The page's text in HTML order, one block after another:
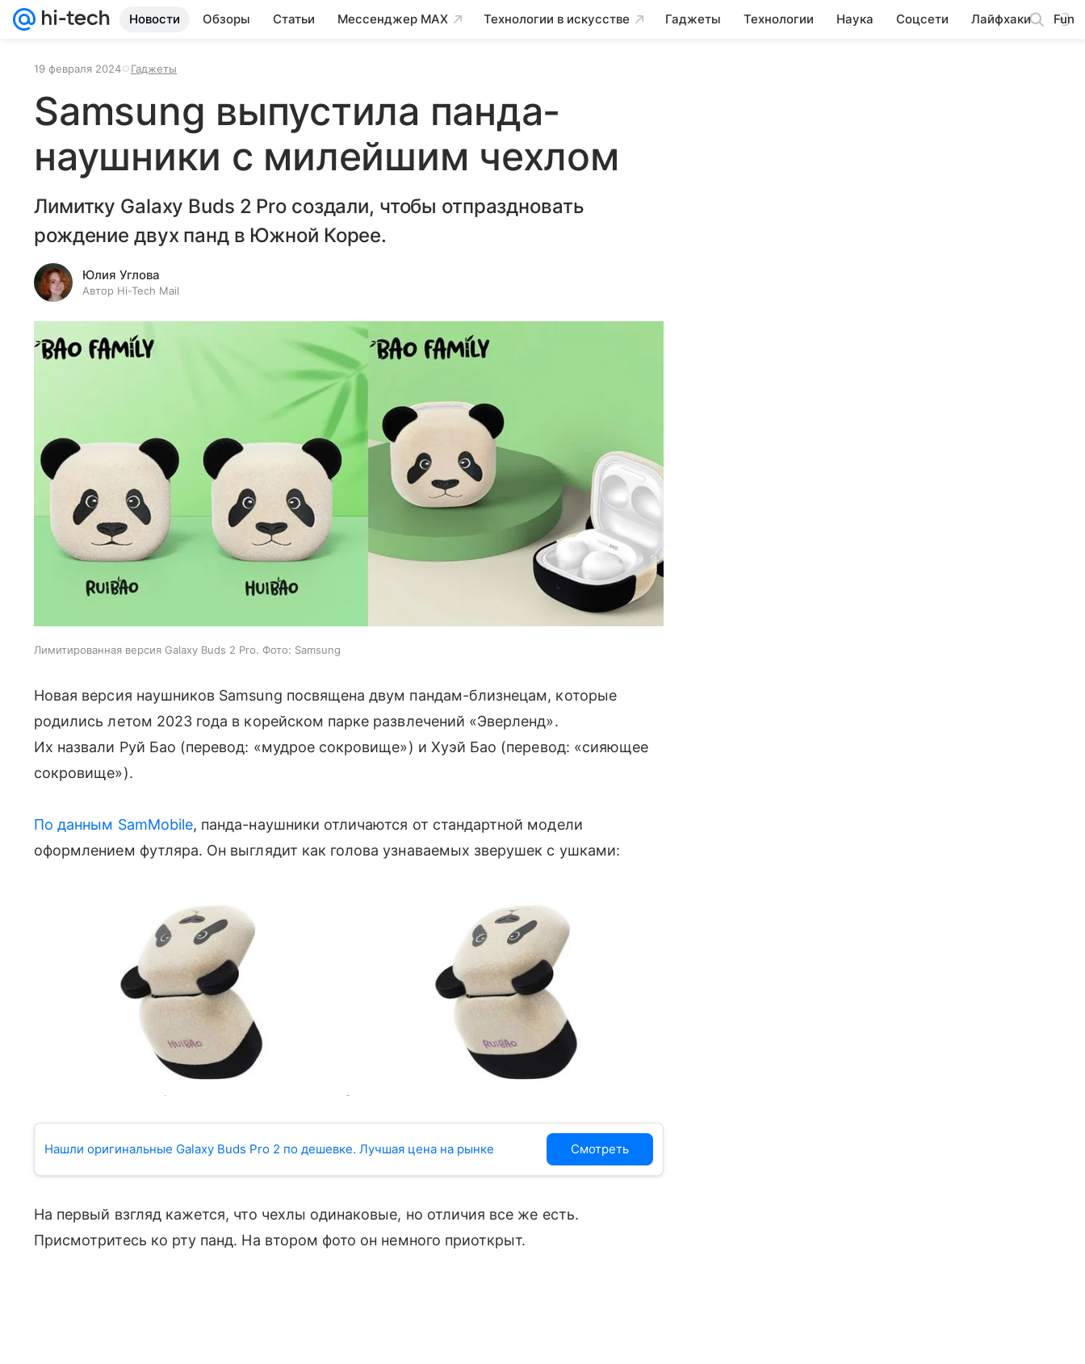
Новости Обзоры Статьи Мессенджер MAX Технологии в искусстве Гаджеты Технологии Наука Соцсети Лайфхаки Fun
19 февраля 2024 Гаджеты
Samsung выпустила панда-
наушники с милейшим чехлом
Лимитку Galaxy Buds 2 Pro создали, чтобы отпраздновать
рождение двух панд в Южной Корее.
Юлия Углова
Автор Hi-Tech Mail
Лимитированная версия Galaxy Buds 2 Pro. Фото: Samsung
Новая версия наушников Samsung посвящена двум пандам-близнецам, которые
родились летом 2023 года в корейском парке развлечений «Эверленд».
Их назвали Руй Бао (перевод: «мудрое сокровище») и Хуэй Бао (перевод: «сияющее
сокровище»).
По данным SamMobile, панда-наушники отличаются от стандартной модели
оформлением футляра. Он выглядит как голова узнаваемых зверушек с ушками:
Нашли оригинальные Galaxy Buds Pro 2 по дешевке. Лучшая цена на рынке Смотреть
На первый взгляд кажется, что чехлы одинаковые, но отличия все же есть.
Присмотритесь ко рту панд. На втором фото он немного приоткрыт.